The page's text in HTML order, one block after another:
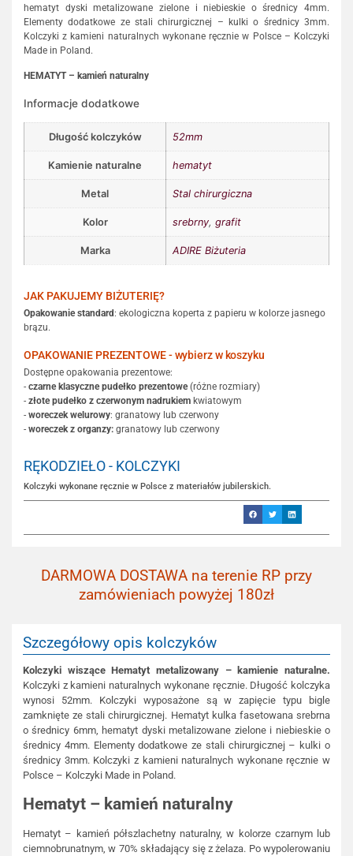
hematyt dyski metalizowane zielone i niebieskie o średnicy 4mm.
Elementy dodatkowe ze stali chirurgicznej – kulki o średnicy 3mm.
Kolczyki z kamieni naturalnych wykonane ręcznie w Polsce – Kolczyki
Made in Poland.
HEMATYT – kamień naturalny
Informacje dodatkowe
Długość kolczyków 52mm
Kamienie naturalne hematyt
Metal Stal chirurgiczna
Kolor srebrny, grafit
Marka ADIRE Biżuteria
JAK PAKUJEMY BIŻUTERIĘ?
Opakowanie standard: ekologiczna koperta z papieru w kolorze jasnego
brązu.
OPAKOWANIE PREZENTOWE - wybierz w koszyku
Dostępne opakowania prezentowe:
- czarne klasyczne pudełko prezentowe(różne rozmiary)
- złote pudełko z czerwonym nadrukiem kwiatowym
- woreczek welurowy: granatowy lub czerwony
- woreczek z organzy: granatowy lub czerwony
RĘKODZIEŁO - KOLCZYKI
Kolczyki wykonane ręcznie w Polsce z materiałów jubilerskich.
DARMOWA DOSTAWA na terenie RP przy
zamówieniach powyżej 180zł
Szczegółowy opis kolczyków
Kolczyki wiszące Hematyt metalizowany – kamienie naturalne.
Kolczyki z kamieni naturalnych wykonane ręcznie. Długość kolczyka
wynosi 52mm. Kolczyki wyposażone są w zapięcie typu bigle
zamknięte ze stali chirurgicznej. Hematyt kulka fasetowana srebrna
o średnicy 6mm, hematyt dyski metalizowane zielone i niebieskie o
średnicy 4mm. Elementy dodatkowe ze stali chirurgicznej – kulki o
średnicy 3mm. Kolczyki z kamieni naturalnych wykonane ręcznie w
Polsce – Kolczyki Made in Poland.
Hematyt – kamień naturalny
Hematyt – kamień półszlachetny naturalny, w kolorze czarnym lub
ciemnobrunatnym, w 70% składający się z żelaza. Po wypolerowaniu